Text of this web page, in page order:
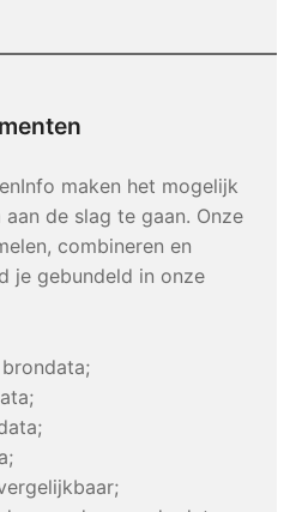
maken het mogelijk
de slag te gaan. Onze
combineren en
je gebundeld in onze